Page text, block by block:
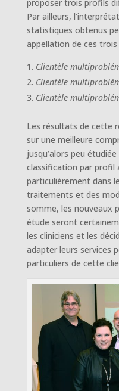
proposer trois profils
Par ailleurs,
statistiques obtenus
appellation de ces
Clientèle
Clientèle
Clientèle
Les résultats de cette
sur une meilleure
jusqu’alors peu
classification par profil
particulièrement dans
traitements et des
somme, les nouveaux
étude seront
les cliniciens et les
adapter leurs services
particuliers de cette